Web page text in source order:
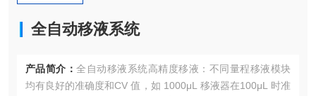
全⾃动移液系统
产品简介： 全⾃动移液系统⾼精度移液：不同量程移液模块
均有良好的准确度和CV 值，如 1000μL 移液器在100μL 时准